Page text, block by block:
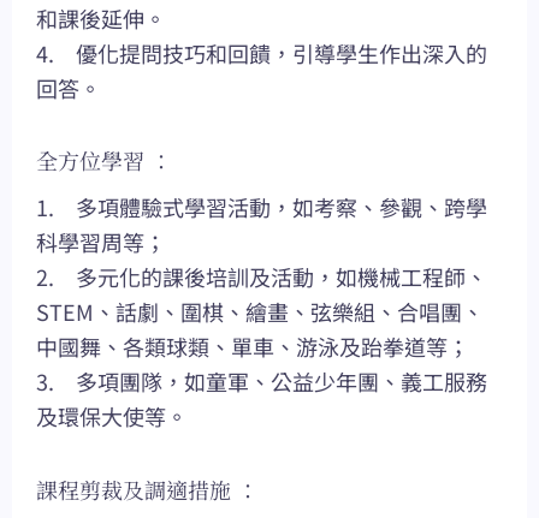
和課後延伸。
4. 優化提問技巧和回饋，引導學生作出深入的
回答。
全方位學習 ：
1. 多項體驗式學習活動，如考察、參觀、跨學
科學習周等；
2. 多元化的課後培訓及活動，如機械工程師、
STEM、話劇、圍棋、繪畫、弦樂組、合唱團、
中國舞、各類球類、單車、游泳及跆拳道等；
3. 多項團隊，如童軍、公益少年團、義工服務
及環保大使等。
課程剪裁及調適措施 ：